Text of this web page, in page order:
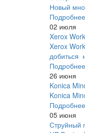
Новый
Подробнее
02 июля
Xerox
Xerox
добиться
Подробнее
26 июня
Konica
Konica
Подробнее
05 июня
Струйный